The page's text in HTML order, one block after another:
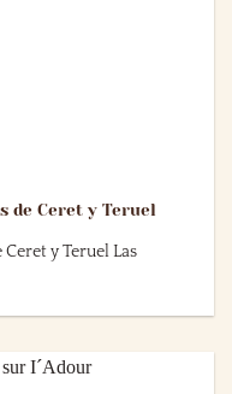
de Ceret y Teruel
y Teruel Las